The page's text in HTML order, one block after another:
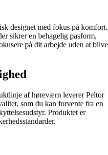
designet med fokus på komfort.
sikrer en behagelig pasform,
på dit arbejde uden at blive
af høreværn leverer Peltor
som du kan forvente fra en
Produktet er